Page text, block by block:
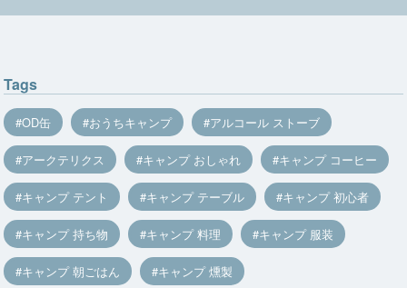
Tags
OD缶 おうちキャンプ アルコール ストーブ
アークテリクス キャンプ おしゃれ キャンプ コーヒー
キャンプ テント キャンプ テーブル キャンプ 初心者
キャンプ 持ち物 キャンプ 料理 キャンプ 服装
キャンプ 朝ごはん キャンプ 燻製